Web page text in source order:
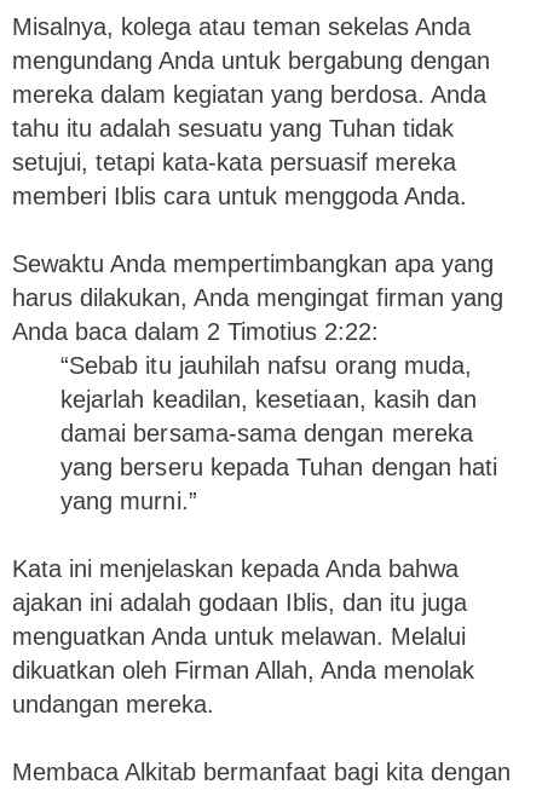
Misalnya, kolega atau teman sekelas Anda
mengundang Anda untuk bergabung dengan
mereka dalam kegiatan yang berdosa. Anda
tahu itu adalah sesuatu yang Tuhan tidak
setujui, tetapi kata-kata persuasif mereka
memberi Iblis cara untuk menggoda Anda.
Sewaktu Anda mempertimbangkan apa yang
harus dilakukan, Anda mengingat firman yang
Anda baca dalam 2 Timotius 2:22:
“Sebab itu jauhilah nafsu orang muda,
kejarlah keadilan, kesetiaan, kasih dan
damai bersama-sama dengan mereka
yang berseru kepada Tuhan dengan hati
yang murni.”
Kata ini menjelaskan kepada Anda bahwa
ajakan ini adalah godaan Iblis, dan itu juga
menguatkan Anda untuk melawan. Melalui
dikuatkan oleh Firman Allah, Anda menolak
undangan mereka.
Membaca Alkitab bermanfaat bagi kita dengan